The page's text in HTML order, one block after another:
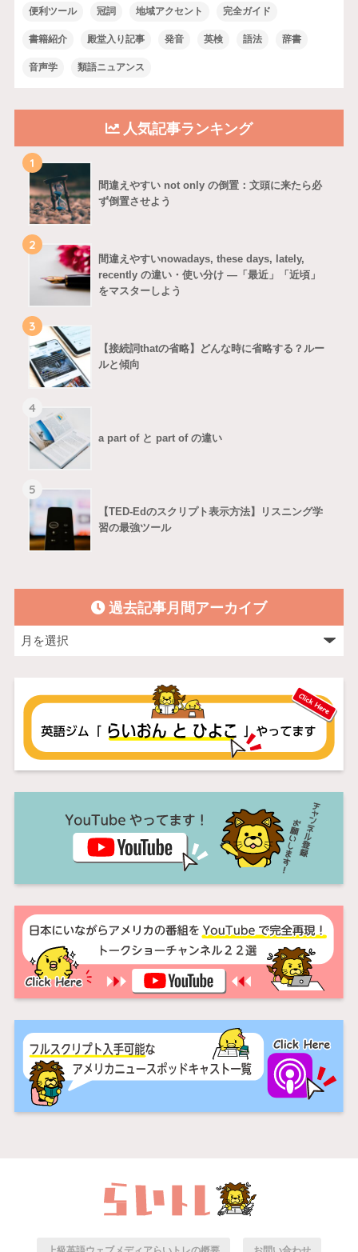
便利ツール 冠詞 地域アクセント 完全ガイド
書籍紹介 殿堂入り記事 発音 英検 語法 辞書
音声学 類語ニュアンス
人気記事ランキング
1
間違えやすい not only の倒置：文頭に来たら必
ず倒置させよう
2
間違えやすいnowadays, these days, lately,
recently の違い・使い分け ―「最近」「近頃」
をマスターしよう
3
【接続詞thatの省略】どんな時に省略する？ルー
ルと傾向
4
a part of と part of の違い
5
【TED-Edのスクリプト表示方法】リスニング学
習の最強ツール
過去記事月間アーカイブ
上級英語ウェブメディアらいトレの概要 お問い合わせ